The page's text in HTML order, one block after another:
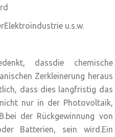
u.s.w.
dassdie chemische
Zerkleinerung heraus
dass dies langfristig das
nur in der Photovoltaik,
der Rückgewinnung von
Batterien, sein wird.Ein